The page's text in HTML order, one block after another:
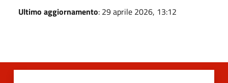
Ultimo aggiornamento: 29 aprile 2026, 13:12